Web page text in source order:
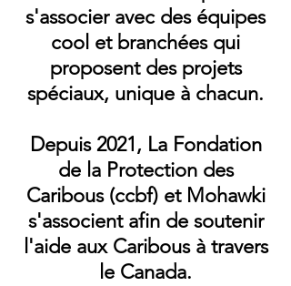
s'associer avec des équipes
cool et branchées qui
proposent des projets
spéciaux, unique à chacun.
Depuis 2021, La Fondation
de la Protection des
Caribous (ccbf) et Mohawki
s'associent afin de soutenir
l'aide aux Caribous à travers
le Canada.